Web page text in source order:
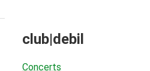
club|debil
Concerts